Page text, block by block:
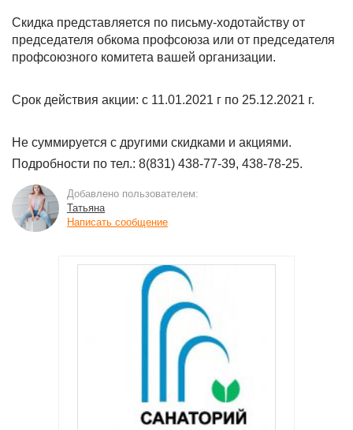
Скидка представляется по письму-ходотайству от
председателя обкома профсоюза или от председателя
профсоюзного комитета вашей организации.
Срок действия акции: с 11.01.2021 г по 25.12.2021 г.
Не суммируется с другими скидками и акциями.
Подробности по тел.: 8(831) 438-77-39, 438-78-25.
Добавлено пользователем:
Татьяна
Написать сообщение